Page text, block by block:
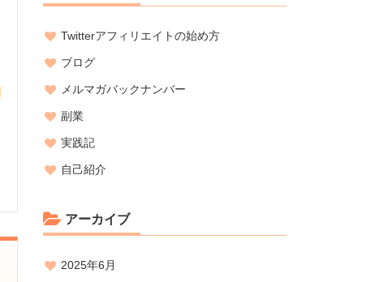
Twitterアフィリエイトの始め方
ブログ
メルマガバックナンバー
副業
実践記
自己紹介
アーカイブ
2025年6月